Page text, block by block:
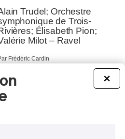
Trudel; Orchestre
de Trois-
Élisabeth Pion;
Milot – Ravel
Frédéric Cardin
Forget 2026
Marc Hervieux chante 35
×